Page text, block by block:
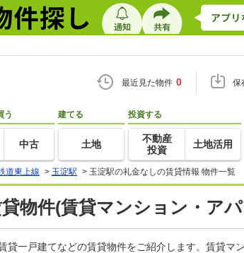
最近見た物件 0 保
う
中古
建てる
土地
投資する
不動産
投資
土地活用
道東上線 > 玉淀駅 > 玉淀駅の礼金なしの賃貸情報 物件一覧
物件(賃貸マンション・ア
一戸建てなどの賃貸物件をご紹介します。賃貸マ